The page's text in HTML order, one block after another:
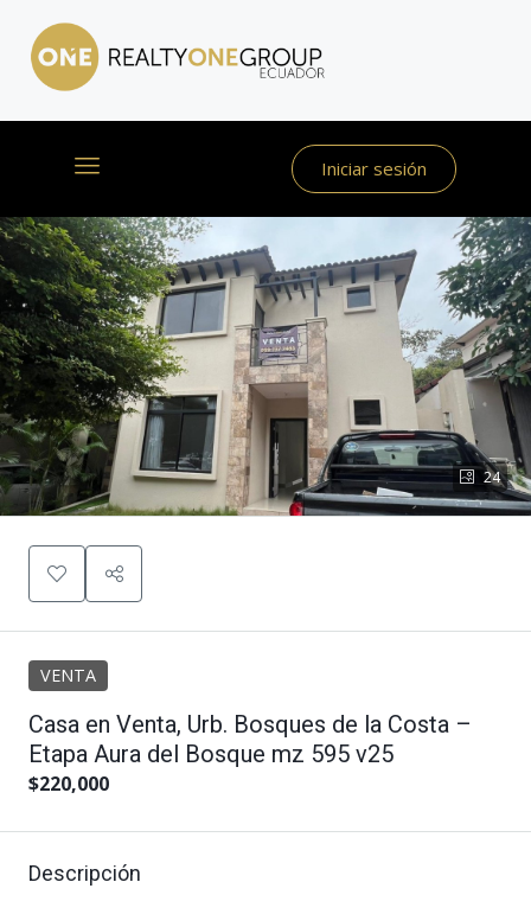
Iniciar sesión
24
VENTA
Casa en Venta, Urb. Bosques de la Costa –
Etapa Aura del Bosque mz 595 v25
$220,000
Descripción